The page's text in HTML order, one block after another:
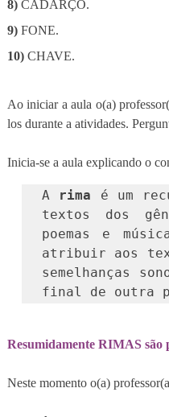
8) CADARÇO.
9) FONE.
10) CHAVE.
Ao iniciar a aula o(a)
los durante a atividades.
Inicia-se a aula explicando o
A rima é um
textos dos
poemas e
atribuir aos
semelhanças
final de outra
Resumidamente RIMAS são
Neste momento o(a)